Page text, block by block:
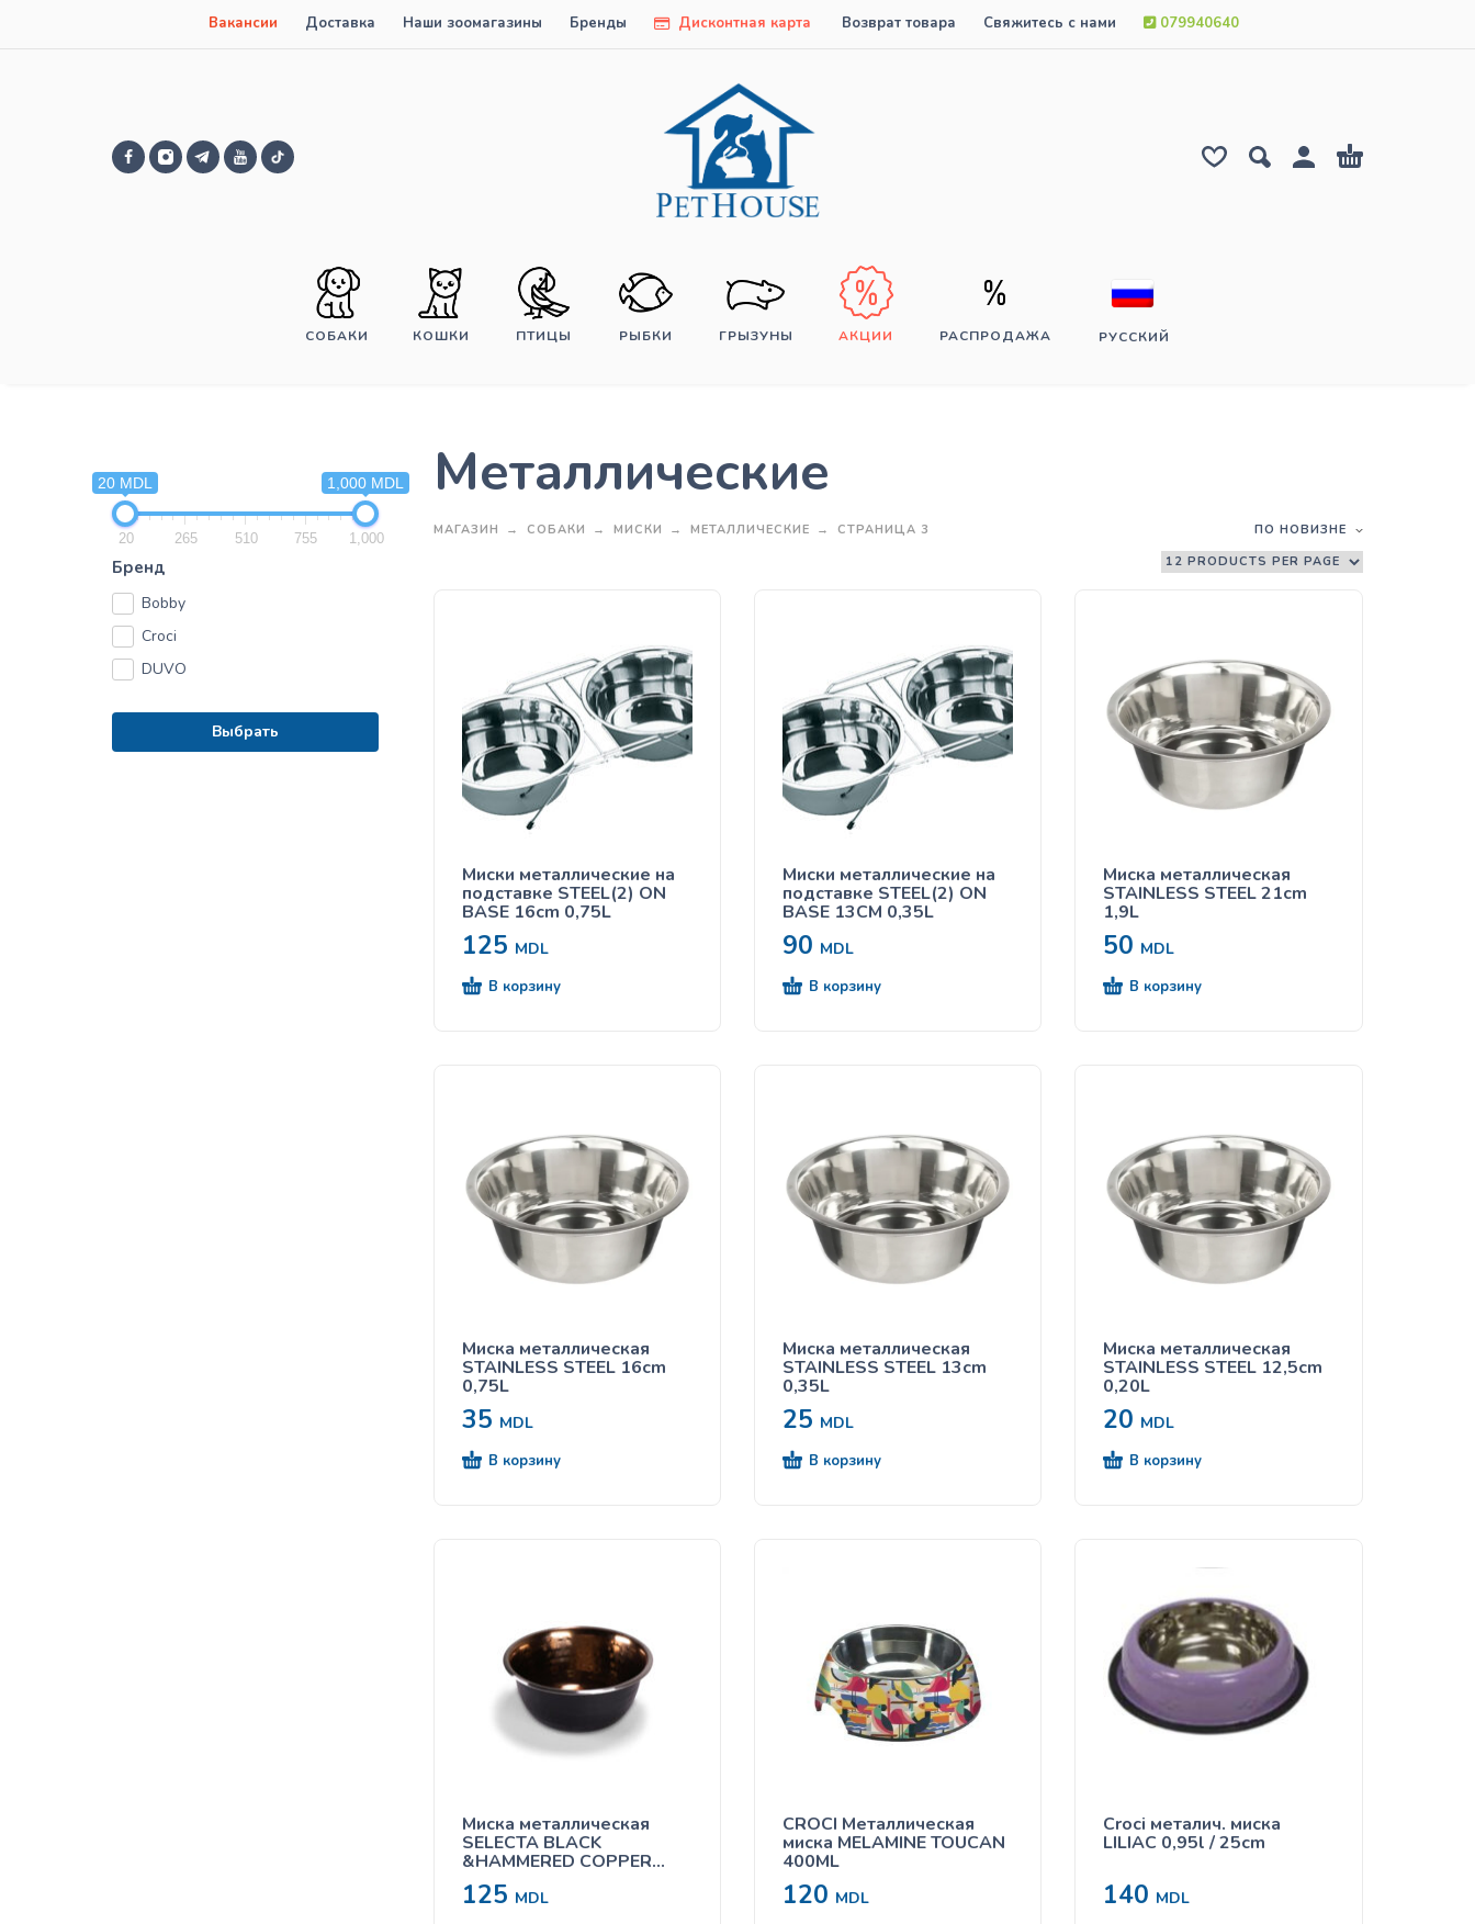
Вакансии Доставка Наши зоомагазины Бренды Дисконтная карта Возврат товара Свяжитесь с нами 079940640
СОБАКИ КОШКИ ПТИЦЫ РЫБКИ ГРЫЗУНЫ АКЦИИ РАСПРОДАЖА РУССКИЙ
20 MDL 1,000 MDL
20 265 510 755 1,000
Бренд
Bobby
Croci
DUVO
Выбрать
Металлические
МАГАЗИН СОБАКИ МИСКИ МЕТАЛЛИЧЕСКИЕ СТРАНИЦА 3 ПО НОВИЗНЕ
Миски металлические на
подставке STEEL(2) ON
BASE 16cm 0,75L
125 MDL
В корзину
Миски металлические на
подставке STEEL(2) ON
BASE 13CM 0,35L
90 MDL
В корзину
Миска металлическая
STAINLESS STEEL 21cm
1,9L
50 MDL
В корзину
Миска металлическая
STAINLESS STEEL 16cm
0,75L
35 MDL
В корзину
Миска металлическая
STAINLESS STEEL 13cm
0,35L
25 MDL
В корзину
Миска металлическая
STAINLESS STEEL 12,5cm
0,20L
20 MDL
В корзину
Миска металлическая
SELECTA BLACK
&HAMMERED COPPER
450ML
125 MDL
CROCI Металлическая
миска MELAMINE TOUCAN
400ML
120 MDL
Croci металич. миска
LILIAC 0,95l / 25cm
140 MDL